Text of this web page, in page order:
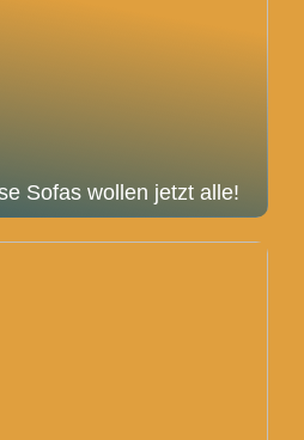
Sofas wollen jetzt alle!